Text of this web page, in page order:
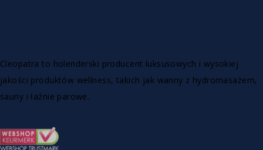
Cleopatra to holenderski producent luksusowych i wysokiej
jakości produktów wellness, takich jak wanny z hydromasażem,
sauny i łaźnie parowe.